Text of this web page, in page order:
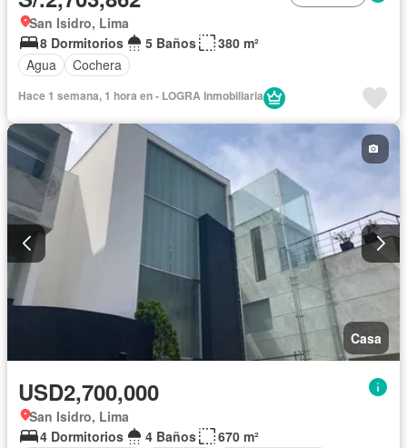
San Isidro, Lima
8 Dormitorios
5 Baños
380 m²
Agua
Cochera
Hace 1 semana, 1 hora en - LOGRA Inmobiliaria
Casa
USD2,700,000
San Isidro, Lima
4 Dormitorios
4 Baños
670 m²